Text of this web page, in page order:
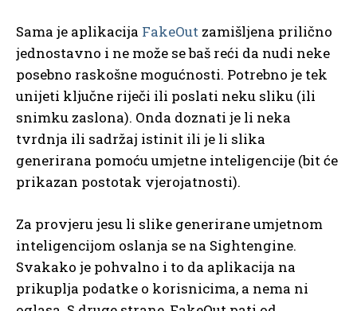
Sama je aplikacija FakeOut zamišljena prilično
jednostavno i ne može se baš reći da nudi neke
posebno raskošne mogućnosti. Potrebno je tek
unijeti ključne riječi ili poslati neku sliku (ili
snimku zaslona). Onda doznati je li neka
tvrdnja ili sadržaj istinit ili je li slika
generirana pomoću umjetne inteligencije (bit će
prikazan postotak vjerojatnosti).
Za provjeru jesu li slike generirane umjetnom
inteligencijom oslanja se na Sightengine.
Svakako je pohvalno i to da aplikacija na
prikuplja podatke o korisnicima, a nema ni